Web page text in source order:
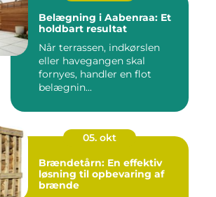
Belægning i Aabenraa: Et
holdbart resultat
Når terrassen, indkørslen
eller havegangen skal
fornyes, handler en flot
belægnin...
05. okt
Brændetårn: En effektiv
løsning til opbevaring af
brænde